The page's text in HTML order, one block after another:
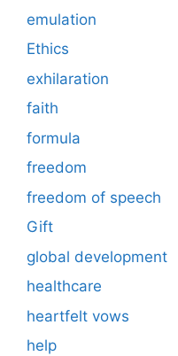
emulation
Ethics
exhilaration
faith
formula
freedom
freedom of speech
Gift
global development
healthcare
heartfelt vows
help